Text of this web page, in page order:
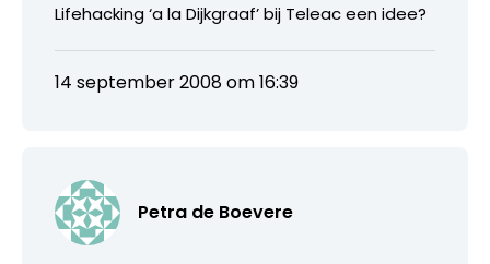
Lifehacking ‘a la Dijkgraaf’ bij Teleac een idee?
14 september 2008 om 16:39
Petra de Boevere